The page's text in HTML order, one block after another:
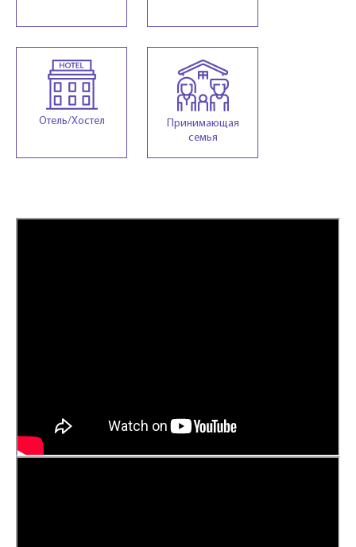
Отель/Хостел
Принимающая
семья